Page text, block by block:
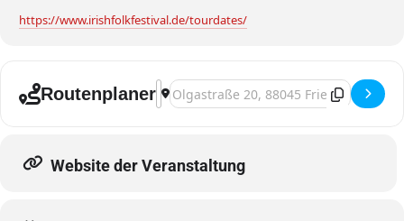
https://www.irishfolkfestival.de/tourdates/
RoutenplanerAddress - Friedrichshafen, Irish Folk
Destination Address -
Website der Veranstaltung